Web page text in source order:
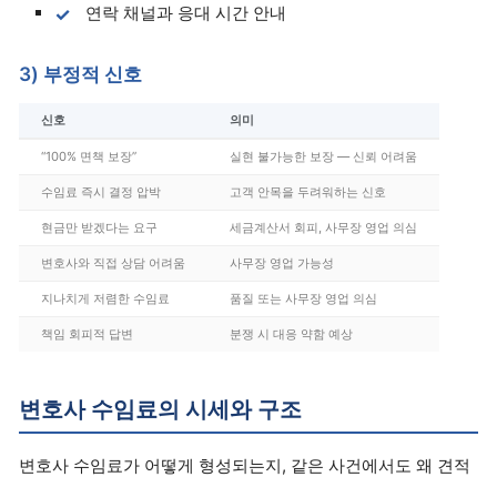
연락 채널과 응대 시간 안내
3) 부정적 신호
신호 의미
“100% 면책 보장” 실현 불가능한 보장 — 신뢰 어려움
수임료 즉시 결정 압박 고객 안목을 두려워하는 신호
현금만 받겠다는 요구 세금계산서 회피, 사무장 영업 의심
변호사와 직접 상담 어려움 사무장 영업 가능성
지나치게 저렴한 수임료 품질 또는 사무장 영업 의심
책임 회피적 답변 분쟁 시 대응 약함 예상
변호사 수임료의 시세와 구조
변호사 수임료가 어떻게 형성되는지, 같은 사건에서도 왜 견적